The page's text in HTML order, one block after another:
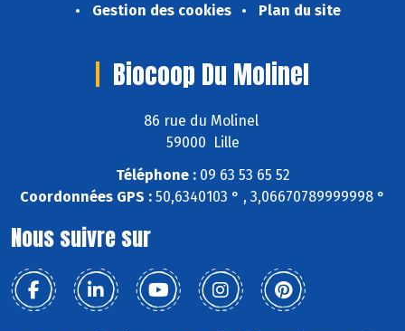
Gestion des cookies
Plan du site
Biocoop Du Molinel
86 rue du Molinel
59000 Lille
Téléphone :09 63 53 65 52
Coordonnées GPS : 50,6340103 ° , 3,06670789999998 °
Nous suivre sur